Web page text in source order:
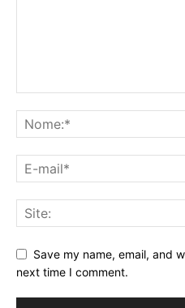
Save my name, email, and
next time I comment.